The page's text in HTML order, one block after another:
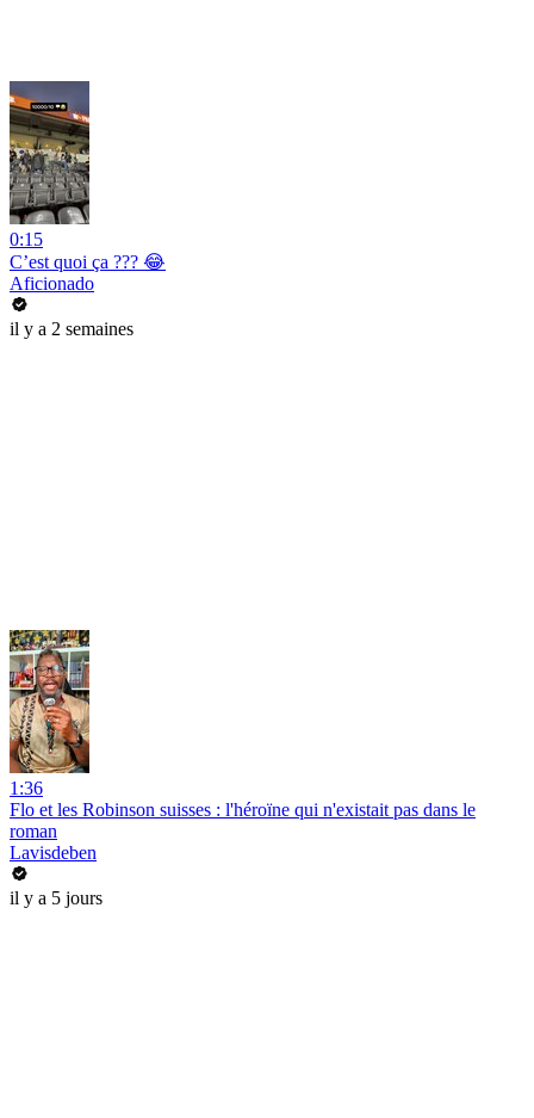
0:15
C’est quoi ça ??? 😂
Aficionado
il y a 2 semaines
1:36
Flo et les Robinson suisses : l'héroïne qui n'existait pas dans le
roman
Lavisdeben
il y a 5 jours